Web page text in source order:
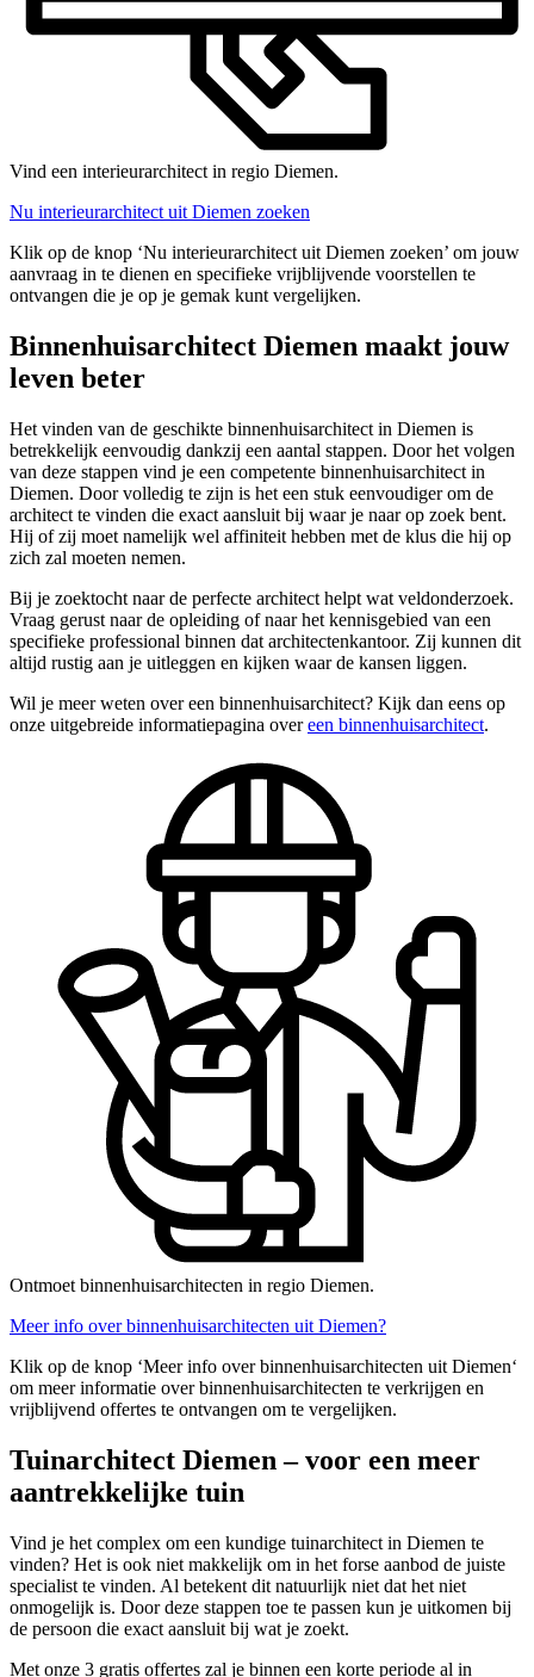
Vind een interieurarchitect in regio Diemen.
Nu interieurarchitect uit Diemen zoeken
Klik op de knop ‘Nu interieurarchitect uit Diemen zoeken’ om jouw
aanvraag in te dienen en specifieke vrijblijvende voorstellen te
ontvangen die je op je gemak kunt vergelijken.
Binnenhuisarchitect Diemen maakt jouw
leven beter
Het vinden van de geschikte binnenhuisarchitect in Diemen is
betrekkelijk eenvoudig dankzij een aantal stappen. Door het volgen
van deze stappen vind je een competente binnenhuisarchitect in
Diemen. Door volledig te zijn is het een stuk eenvoudiger om de
architect te vinden die exact aansluit bij waar je naar op zoek bent.
Hij of zij moet namelijk wel affiniteit hebben met de klus die hij op
zich zal moeten nemen.
Bij je zoektocht naar de perfecte architect helpt wat veldonderzoek.
Vraag gerust naar de opleiding of naar het kennisgebied van een
specifieke professional binnen dat architectenkantoor. Zij kunnen dit
altijd rustig aan je uitleggen en kijken waar de kansen liggen.
Wil je meer weten over een binnenhuisarchitect? Kijk dan eens op
onze uitgebreide informatiepagina overeen binnenhuisarchitect.
Ontmoet binnenhuisarchitecten in regio Diemen.
Meer info over binnenhuisarchitecten uit Diemen?
Klik op de knop ‘Meer info over binnenhuisarchitecten uit Diemen‘
om meer informatie over binnenhuisarchitecten te verkrijgen en
vrijblijvend offertes te ontvangen om te vergelijken.
Tuinarchitect Diemen – voor een meer
aantrekkelijke tuin
Vind je het complex om een kundige tuinarchitect in Diemen te
vinden? Het is ook niet makkelijk om in het forse aanbod de juiste
specialist te vinden. Al betekent dit natuurlijk niet dat het niet
onmogelijk is. Door deze stappen toe te passen kun je uitkomen bij
de persoon die exact aansluit bij wat je zoekt.
Met onze 3 gratis offertes zal je binnen een korte periode al in